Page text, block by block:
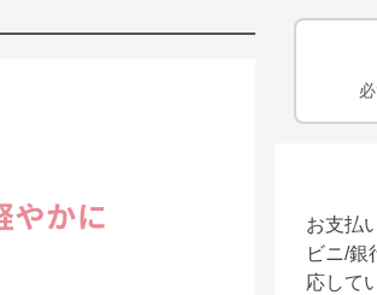
お支払
ビニ/銀
応して